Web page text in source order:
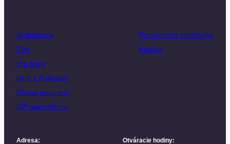
Ambulancie
Tím
Pre firmy
Blog a Podcasty
Ročné programy
VIP starostlivosť
Preventívne prehliadky
Kariéra
Adresa:
Otváracie hodiny: